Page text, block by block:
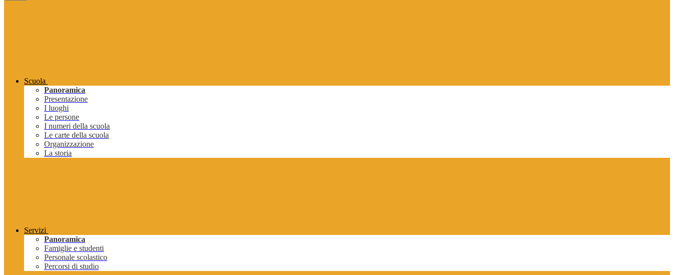
Scuola
Panoramica
Presentazione
I luoghi
Le persone
I numeri della scuola
Le carte della scuola
Organizzazione
La storia
Servizi
Panoramica
Famiglie e studenti
Personale scolastico
Percorsi di studio